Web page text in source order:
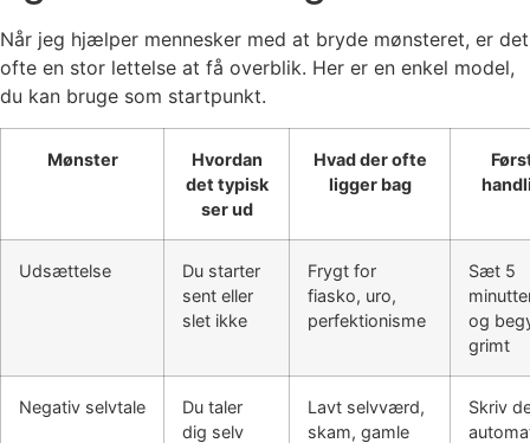
Når jeg hjælper mennesker med at bryde mønsteret, er det
ofte en stor lettelse at få overblik. Her er en enkel model,
du kan bruge som startpunkt.
Mønster
Hvordan
det typisk
ser ud
Hvad der ofte
ligger bag
Udsættelse
Du starter
sent eller
slet ikke
Frygt for
fiasko, uro,
perfektionisme
Sæt 5
og
grimt
Negativ selvtale
Du taler
dig selv
Lavt selvværd,
skam, gamle
Skriv